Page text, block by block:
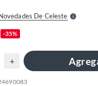
De CelesteS
-35%
+